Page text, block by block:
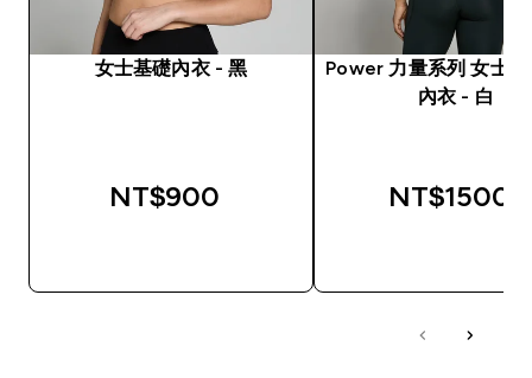
女士基礎內衣 - 黑
NT$900‎
Power 力量系列 女士
內衣 - 白
NT$1500‎